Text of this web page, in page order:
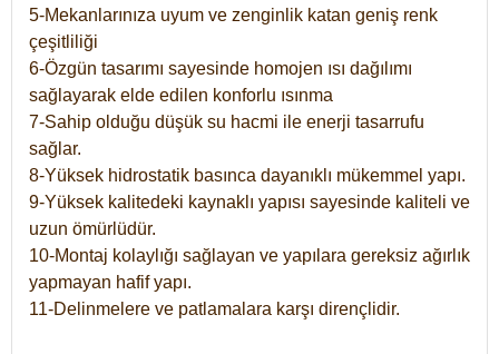
5-Mekanlarınıza uyum ve zenginlik katan geniş renk
çeşitliliği
6-Özgün tasarımı sayesinde homojen ısı dağılımı
sağlayarak elde edilen konforlu ısınma
7-Sahip olduğu düşük su hacmi ile enerji tasarrufu
sağlar.
8-Yüksek hidrostatik basınca dayanıklı mükemmel yapı.
9-Yüksek kalitedeki kaynaklı yapısı sayesinde kaliteli ve
uzun ömürlüdür.
10-Montaj kolaylığı sağlayan ve yapılara gereksiz ağırlık
yapmayan hafif yapı.
11-Delinmelere ve patlamalara karşı dirençlidir.